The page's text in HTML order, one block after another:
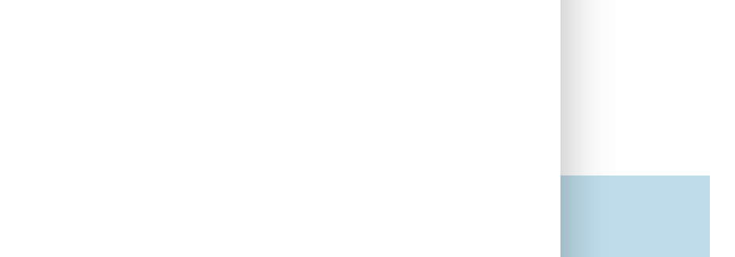
Chromecast. 1-3 dänische Fernsehsender. 1-3
1-3 deutsche Fernsehsender. Es steht kabellose
Jahre sind. Rauchen ist nicht zugelassen. Bei
EUR 420,- erhoben.